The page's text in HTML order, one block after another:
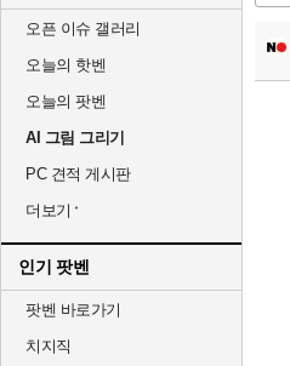
오픈 이슈 갤러리
오늘의 핫벤
오늘의 팟벤
AI 그림 그리기
PC 견적 게시판
더보기
인기 팟벤
팟벤 바로가기
치지직